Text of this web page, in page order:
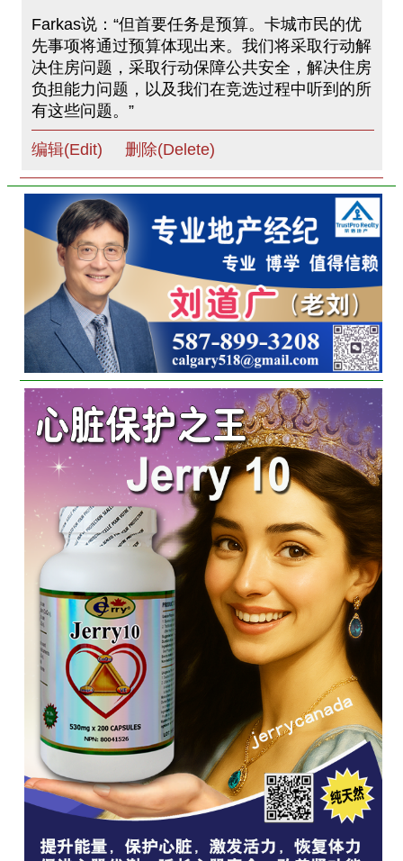
Farkas说：“但首要任务是预算。卡城市民的优
先事项将通过预算体现出来。我们将采取行动解
决住房问题，采取行动保障公共安全，解决住房
负担能力问题，以及我们在竞选过程中听到的所
有这些问题。”
编辑(Edit) 删除(Delete)